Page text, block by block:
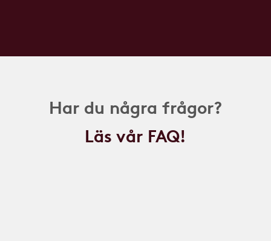
Har du några frågor?
Läs vår FAQ!